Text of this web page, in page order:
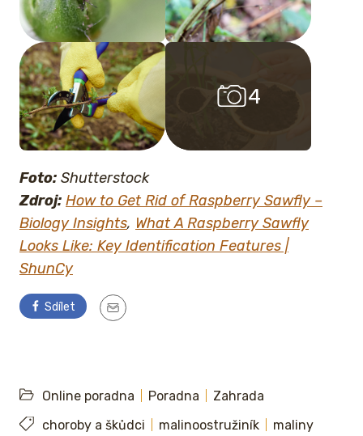
4
4
Foto: Shutterstock
Zdroj: How to Get Rid of Raspberry Sawfly –
Biology Insights, What A Raspberry Sawfly
Looks Like: Key Identification Features |
ShunCy
Sdílet
Online poradna Poradna
Zahrada
choroby a škůdci
malinoostružiník
maliny